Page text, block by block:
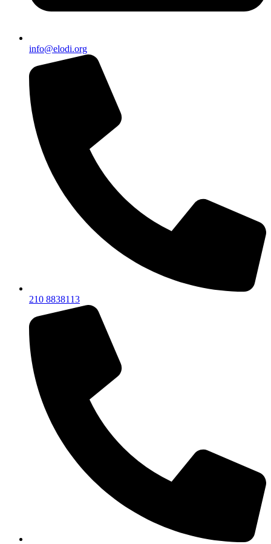
info@elodi.org
210 8838113